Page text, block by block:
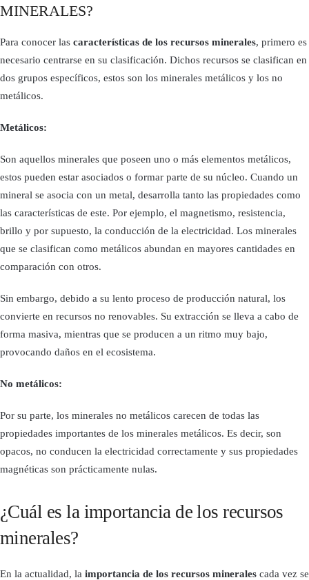
MINERALES?
Para conocer las características de los recursos minerales, primero es
necesario centrarse en su clasificación. Dichos recursos se clasifican en
dos grupos específicos, estos son los minerales metálicos y los no
metálicos.
Metálicos:
Son aquellos minerales que poseen uno o más elementos metálicos,
estos pueden estar asociados o formar parte de su núcleo. Cuando un
mineral se asocia con un metal, desarrolla tanto las propiedades como
las características de este. Por ejemplo, el magnetismo, resistencia,
brillo y por supuesto, la conducción de la electricidad. Los minerales
que se clasifican como metálicos abundan en mayores cantidades en
comparación con otros.
Sin embargo, debido a su lento proceso de producción natural, los
convierte en recursos no renovables. Su extracción se lleva a cabo de
forma masiva, mientras que se producen a un ritmo muy bajo,
provocando daños en el ecosistema.
No metálicos:
Por su parte, los minerales no metálicos carecen de todas las
propiedades importantes de los minerales metálicos. Es decir, son
opacos, no conducen la electricidad correctamente y sus propiedades
magnéticas son prácticamente nulas.
¿Cuál es la importancia de los recursos
minerales?
En la actualidad, la importancia de los recursos minerales cada vez se